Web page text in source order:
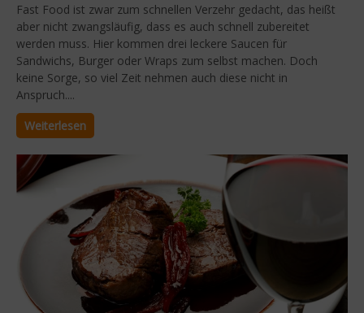
Fast Food ist zwar zum schnellen Verzehr gedacht, das heißt
aber nicht zwangsläufig, dass es auch schnell zubereitet
werden muss. Hier kommen drei leckere Saucen für
Sandwichs, Burger oder Wraps zum selbst machen. Doch
keine Sorge, so viel Zeit nehmen auch diese nicht in
Anspruch....
Weiterlesen